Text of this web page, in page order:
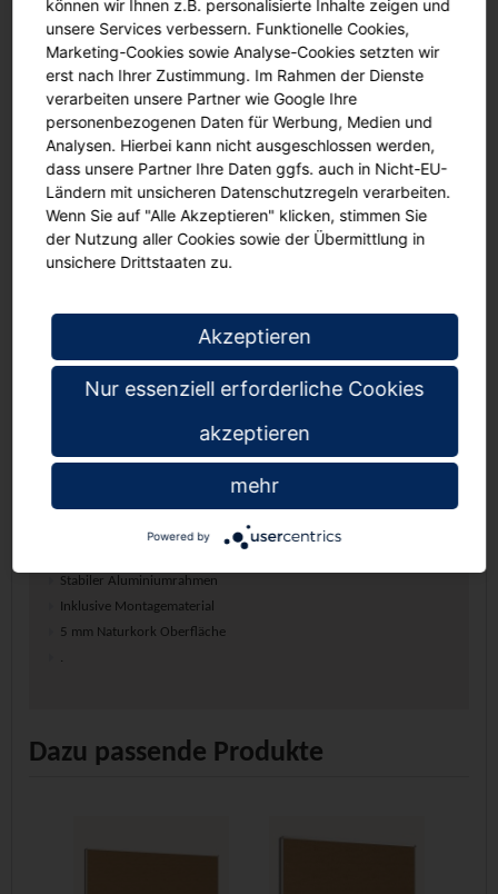
Das Montagematerial und eine Bauanleitung sind im Lieferumfang
enthalten.
Die Lieferung erfolgt kostenfrei in den gewünschten Raum.
Auf Wunsch ist gegen Aufpreis eine Montage möglich.
Details zum Produkt:
5 mm Naturkork-Oberfläche
Trägerplatte 16 mm Mineralfaserplatte
Aluminiumrahmen
abgerundete Kunststoffecken
inklusive Montagematerial, Montage gegen Aufpreis möglich
Aufhängung im Hoch- oder Querformat
Arbeitsfläche (B/H): 200x120 cm
Stabiler Aluminiumrahmen
Inklusive Montagematerial
5 mm Naturkork Oberfläche
.
Dazu passende Produkte
können wir Ihnen z.B. personalisierte Inhalte zeigen und
unsere Services verbessern. Funktionelle Cookies,
Marketing-Cookies sowie Analyse-Cookies setzten wir
erst nach Ihrer Zustimmung. Im Rahmen der Dienste
verarbeiten unsere Partner wie Google Ihre
personenbezogenen Daten für Werbung, Medien und
Analysen. Hierbei kann nicht ausgeschlossen werden,
dass unsere Partner Ihre Daten ggfs. auch in Nicht-EU-
Ländern mit unsicheren Datenschutzregeln verarbeiten.
Wenn Sie auf "Alle Akzeptieren" klicken, stimmen Sie
der Nutzung aller Cookies sowie der Übermittlung in
unsichere Drittstaaten zu.
Akzeptieren
Nur essenziell erforderliche Cookies
akzeptieren
mehr
Powered by